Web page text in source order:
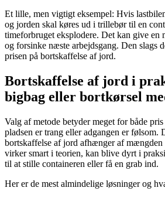
Et lille, men vigtigt eksempel: Hvis
og jorden skal køres ud i trillebør til en
timeforbruget eksplodere. Det kan give en
og forsinke næste arbejdsgang. Den slags
prisen på bortskaffelse af jord.
Bortskaffelse af jord i
bigbag eller bortkørsel
Valg af metode betyder meget for både
pladsen er trang eller adgangen er følsom.
bortskaffelse af jord afhænger af mængden
virker smart i teorien, kan blive dyrt i
til at stille containeren eller få en grab ind.
Her er de mest almindelige løsninger og